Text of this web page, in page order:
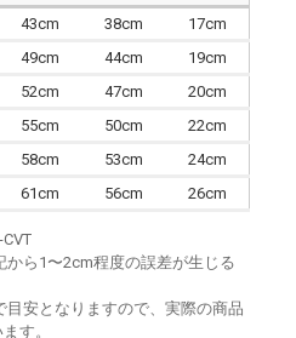
43cm 38cm
17cm
49cm 44cm
19cm
52cm 47cm
20cm
55cm 50cm
22cm
58cm 53cm
24cm
61cm 56cm 26cm
ら1〜2cm程度の誤差が生じる
安となりますので、実際の商品
す。